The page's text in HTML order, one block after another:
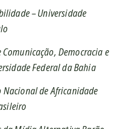
– Universidade
Comunicação, Democracia e
Federal da Bahia
Nacional de Africanidade